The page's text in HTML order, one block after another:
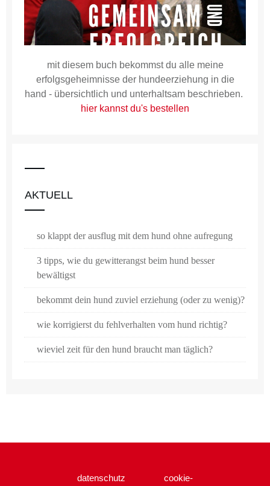
mit diesem buch bekommst du alle meine
erfolgsgeheimnisse der hundeerziehung in die
hand - übersichtlich und unterhaltsam beschrieben.
hier kannst du's bestellen
AKTUELL
so klappt der ausflug mit dem hund ohne aufregung
3 tipps, wie du gewitterangst beim hund besser
bewältigst
bekommt dein hund zuviel erziehung (oder zu wenig)?
wie korrigierst du fehlverhalten vom hund richtig?
wieviel zeit für den hund braucht man täglich?
datenschutz cookie-